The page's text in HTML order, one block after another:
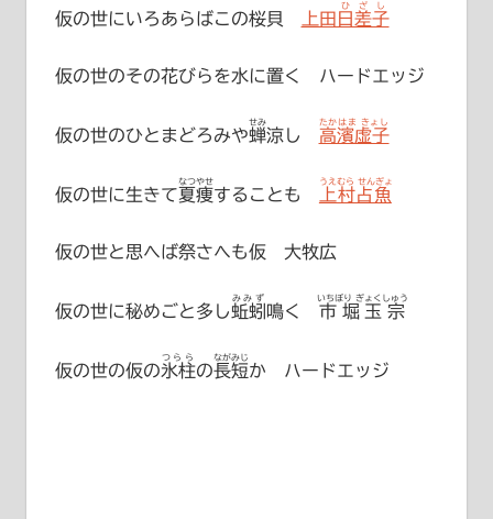
仮の世にいろあらばこの桜貝 上田日差子
ひざし
仮の世のその花びらを水に置く ハードエッジ
仮の世のひとまどろみや蝉
せみ
涼し 高濱虚子
たかはま きょし
仮の世に生きて夏痩
なつやせ
することも 上村占魚
うえむら せんぎょ
仮の世と思へば祭さへも仮 大牧広
仮の世に秘めごと多し蚯蚓
みみず
鳴く 市堀玉宗
いちぼり ぎょくしゅう
仮の世の仮の氷柱
つらら
の長短
ながみじ
か ハードエッジ